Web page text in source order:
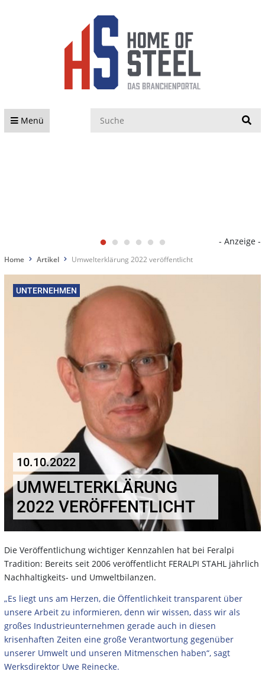
Menü
- Anzeige -
Home Artikel Umwelterklärung 2022 veröffentlicht
UNTERNEHMEN
10.10.2022
UMWELTERKLÄRUNG
2022 VERÖFFENTLICHT
Die Veröffentlichung wichtiger Kennzahlen hat bei Feralpi
Tradition: Bereits seit 2006 veröffentlicht FERALPI STAHL jährlich
Nachhaltigkeits- und Umweltbilanzen.
„Es liegt uns am Herzen, die Öffentlichkeit transparent über
unsere Arbeit zu informieren, denn wir wissen, dass wir als
großes Industrieunternehmen gerade auch in diesen
krisenhaften Zeiten eine große Verantwortung gegenüber
unserer Umwelt und unseren Mitmenschen haben“, sagt
Werksdirektor Uwe Reinecke.